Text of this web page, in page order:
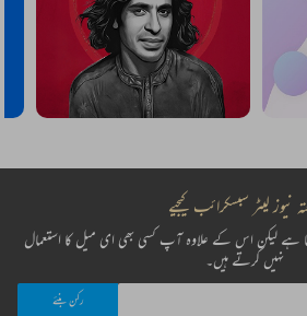
نیوز لیٹر سبسکرائب کیجیے
ہے لیکن اس کے علاوہ آپ کسی بھی ای میل کا استعمال
نہیں کرتے ہیں۔